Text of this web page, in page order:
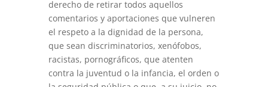
derecho de retirar todos aquellos
comentarios y aportaciones que vulneren
el respeto a la dignidad de la persona,
que sean discriminatorios, xenófobos,
racistas, pornográficos, que atenten
contra la juventud o la infancia, el orden o